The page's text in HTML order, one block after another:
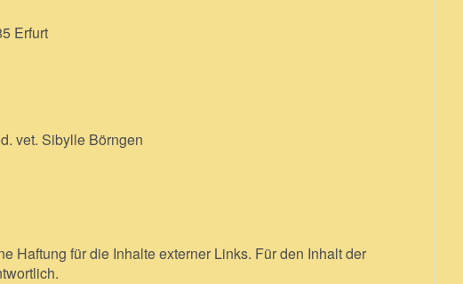
Erfurt
vet. Sibylle Börngen
Haftung für die Inhalte externer Links. Für den Inhalt der